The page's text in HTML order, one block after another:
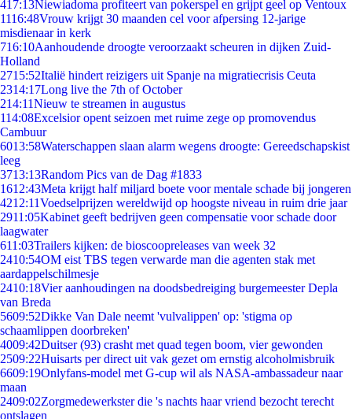
417:13Niewiadoma profiteert van pokerspel en grijpt geel op Ventoux
1116:48Vrouw krijgt 30 maanden cel voor afpersing 12-jarige
misdienaar in kerk
716:10Aanhoudende droogte veroorzaakt scheuren in dijken Zuid-
Holland
2715:52Italië hindert reizigers uit Spanje na migratiecrisis Ceuta
2314:17Long live the 7th of October
214:11Nieuw te streamen in augustus
114:08Excelsior opent seizoen met ruime zege op promovendus
Cambuur
6013:58Waterschappen slaan alarm wegens droogte: Gereedschapskist
leeg
3713:13Random Pics van de Dag #1833
1612:43Meta krijgt half miljard boete voor mentale schade bij jongeren
4212:11Voedselprijzen wereldwijd op hoogste niveau in ruim drie jaar
2911:05Kabinet geeft bedrijven geen compensatie voor schade door
laagwater
611:03Trailers kijken: de bioscoopreleases van week 32
2410:54OM eist TBS tegen verwarde man die agenten stak met
aardappelschilmesje
2410:18Vier aanhoudingen na doodsbedreiging burgemeester Depla
van Breda
5609:52Dikke Van Dale neemt 'vulvalippen' op: 'stigma op
schaamlippen doorbreken'
4009:42Duitser (93) crasht met quad tegen boom, vier gewonden
2509:22Huisarts per direct uit vak gezet om ernstig alcoholmisbruik
6609:19Onlyfans-model met G-cup wil als NASA-ambassadeur naar
maan
2409:02Zorgmedewerkster die 's nachts haar vriend bezocht terecht
ontslagen